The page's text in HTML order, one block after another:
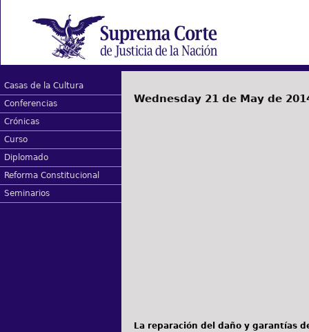
Casas de la Cultura
Conferencias
Crónicas
Curso
Diplomado
Reforma Constitucional
Seminarios
Wednesday 21 de May de
La reparación del daño y garantías